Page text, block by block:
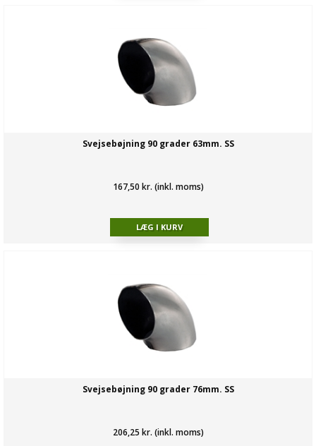
Svejsebøjning 90 grader 63mm. SS
167,50 kr. (inkl. moms)
Svejsebøjning 90 grader 76mm. SS
206,25 kr. (inkl. moms)